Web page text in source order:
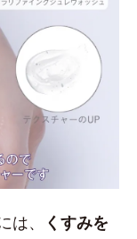
、
くすみを